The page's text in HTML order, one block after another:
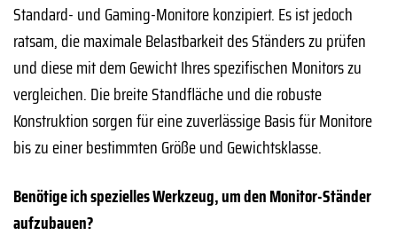
Standard- und Gaming-Monitore konzipiert. Es ist jedoch
ratsam, die maximale Belastbarkeit des Ständers zu prüfen
und diese mit dem Gewicht Ihres spezifischen Monitors zu
vergleichen. Die breite Standfläche und die robuste
Konstruktion sorgen für eine zuverlässige Basis für Monitore
bis zu einer bestimmten Größe und Gewichtsklasse.
Benötige ich spezielles Werkzeug, um den Monitor-Ständer
aufzubauen?